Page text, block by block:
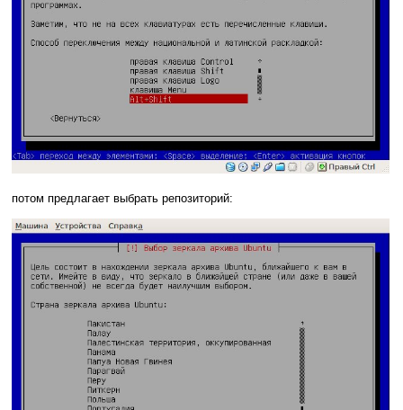
потом предлагает выбрать репозиторий: